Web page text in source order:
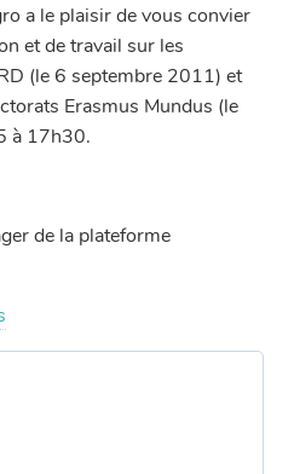
a le plaisir de vous convier
et de travail sur les
(le 6 septembre 2011) et
Erasmus Mundus (le
à 17h30.
de la plateforme